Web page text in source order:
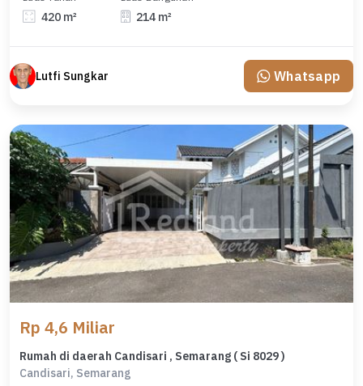
420 m² 214 m²
Lutfi Sungkar Whatsapp
Rp 4,6 Miliar
Rumah di daerah Candisari , Semarang ( Si 8029 )
Candisari, Semarang